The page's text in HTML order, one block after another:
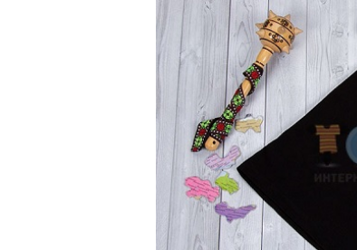
никакого кипятка
Лікарі